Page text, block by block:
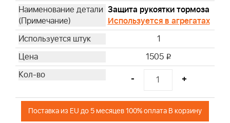
Защита рукоятки тормоза
Используется в агрегатах
1
1505 i
- +
Поставка из EU до 5 месяцев 100% оплата В корзину